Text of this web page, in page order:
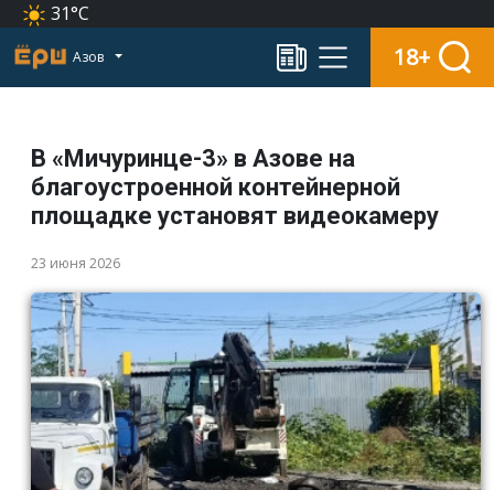
31°C
Азов 18+
В «Мичуринце-3» в Азове на
благоустроенной контейнерной
площадке установят видеокамеру
23 июня 2026